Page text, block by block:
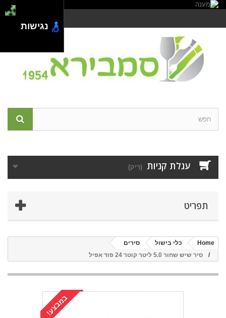
התחבר
עגלת קניות (ריק)
תפריט
Home כלי בישול
סירים
סיר שיש שחור 5.0 ליטר קוטר 24 פוד אפיל
במבצע!
נגישות